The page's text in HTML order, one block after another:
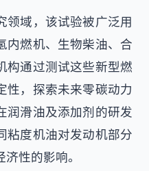
领域，该试验被广泛用
内燃机、生物柴油、合
构通过测试这些新型燃
性，探索未来零碳动力
润滑油及添加剂的研发
粘度机油对发动机部分
性的影响。